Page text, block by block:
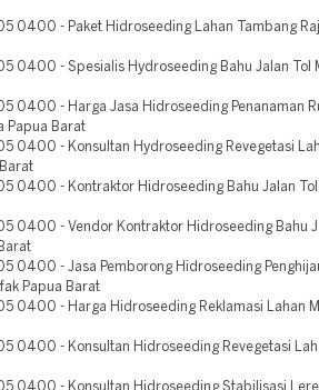
0400 - Paket Hidroseeding Lahan Tambang
0400 - Spesialis Hydroseeding Bahu Jalan Tol
0400 - Harga Jasa Hidroseeding Penanaman
Papua Barat
0400 - Konsultan Hydroseeding Revegetasi
0400 - Kontraktor Hidroseeding Bahu Jalan
0400 - Vendor Kontraktor Hidroseeding Bahu
0400 - Jasa Pemborong Hidroseeding
Papua Barat
0400 - Harga Hidroseeding Reklamasi Lahan
0400 - Konsultan Hidroseeding Revegetasi
0400 - Konsultan Hidroseeding Stabilisasi